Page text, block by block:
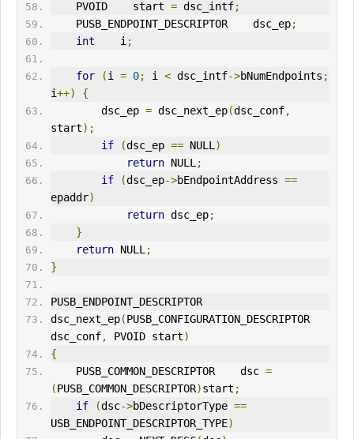
    PVOID    start
= dsc_intf;
    PUSB_ENDPOINT_DESCRIPTOR    dsc_ep
;
int
    i
;
for (i = 0; i < dsc_intf->bNumEndpoints ;
i++)
{
        dsc_ep
= dsc_next_ep(dsc_conf,
start);
if
(dsc_ep == NULL )
return NULL ;
if
(dsc_ep->bEndpointAddress ==
epaddr)
return dsc_ep;
}
return NULL ;
}
PUSB_ENDPOINT_DESCRIPTOR
dsc_next_ep(PUSB_CONFIGURATION_DESCRIPTOR
dsc_conf, PVOID start)
{
    PUSB_COMMON_DESCRIPTOR    dsc
=
(PUSB_COMMON_DESCRIPTOR)start ;
if
(dsc->bDescriptorType ==
USB_ENDPOINT_DESCRIPTOR_TYPE)